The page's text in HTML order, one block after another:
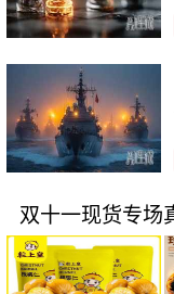
双十一现货专场